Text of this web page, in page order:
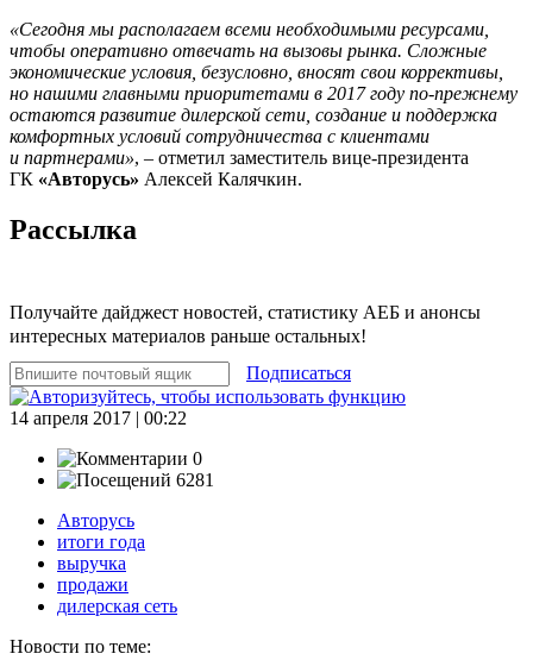
«Сегодня мы располагаем всеми необходимыми ресурсами,
чтобы оперативно отвечать на вызовы рынка. Сложные
экономические условия, безусловно, вносят свои коррективы,
но нашими главными приоритетами в 2017 году по-прежнему
остаются развитие дилерской сети, создание и поддержка
комфортных условий сотрудничества с клиентами
и партнерами», – отметил заместитель вице-президента
ГК «Авторусь» Алексей Калячкин.
Рассылка
Получайте дайджест новостей, статистику АЕБ и анонсы
интересных материалов раньше остальных!
Подписаться
14 апреля 2017 | 00:22
0
6281
Авторусь
итоги года
выручка
продажи
дилерская сеть
Новости по теме: